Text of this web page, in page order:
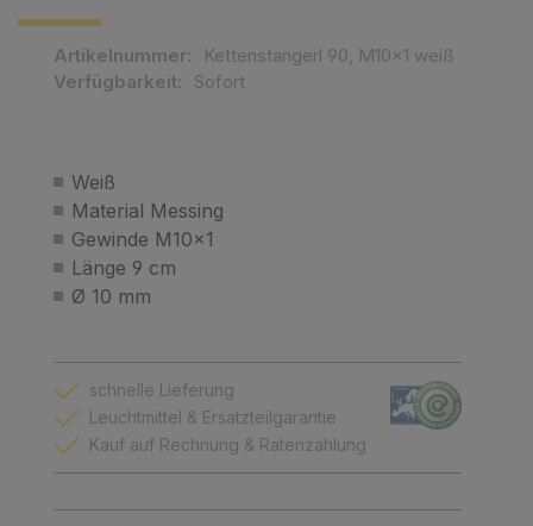
Weiß
Material Messing
Gewinde M10x1
Länge 9 cm
Ø 10 mm
Artikelnummer:
Kettenstangerl 90, M10x1 weiß
Verfügbarkeit:
Sofort
schnelle Lieferung
Leuchtmittel & Ersatzteilgarantie
Kauf auf Rechnung & Ratenzahlung